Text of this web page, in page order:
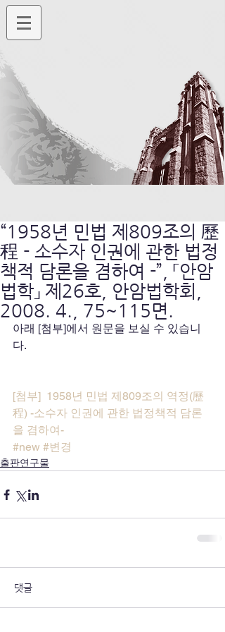
“1958년 민법 제809조의 歷
程 - 소수자 인권에 관한 법정
책적 담론을 겸하여 -”, 「안암
법학」 제26호, 안암법학회,
2008. 4., 75~115면.
아래 [첨부]에서 원문을 보실 수 있습니
다.
[첨부]  1958년 민법 제809조의 역정(歷
程) -소수자 인권에 관한 법정책적 담론
을 겸하여-
#new #변경
출판연구물
댓글